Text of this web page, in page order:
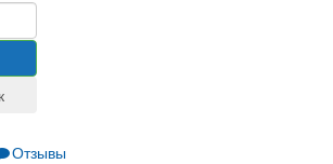
Отзывы